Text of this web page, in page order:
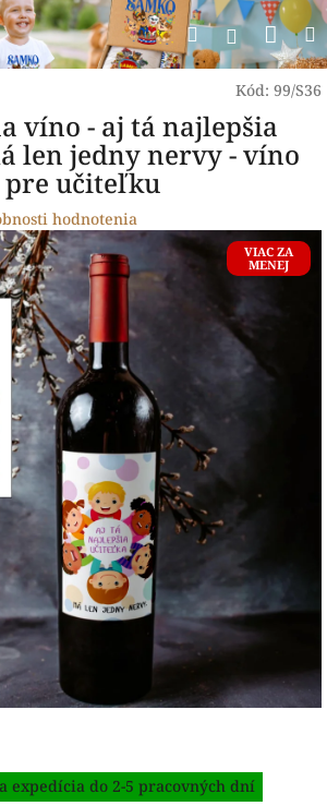
Hľadať
Kód: 99/S36
víno - aj tá najlepšia
len jedny nervy - víno
pre učiteľku
hodnotenia
VIAC ZA
MENEJ
expedícia do 2-5 pracovných dní